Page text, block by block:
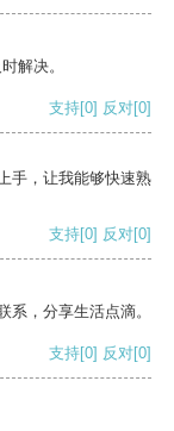
解决。
支持[0] 反对[0]
手，让我能够快速熟
支持[0] 反对[0]
，分享生活点滴。
支持[0] 反对[0]